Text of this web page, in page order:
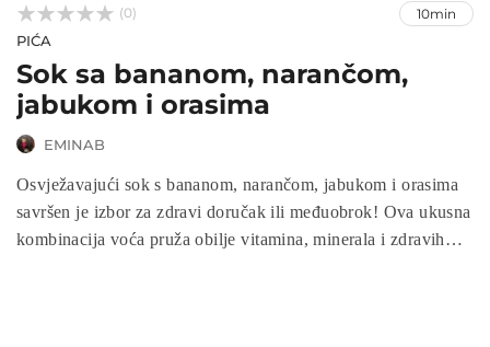


 (0) 10min
PIĆA
Sok sa bananom, narančom,
jabukom i orasima
EMINAB
Osvježavajući sok s bananom, narančom, jabukom i orasima
savršen je izbor za zdravi doručak ili međuobrok! Ova ukusna
kombinacija voća pruža obilje vitamina, minerala i zdravih